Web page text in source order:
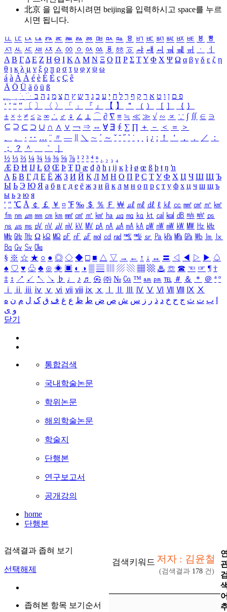
北京 을 입력하시려면 beijing을 입력하시고 space를 누르
시면 됩니다.
ㅥ ㅦ ㅧ ㅨ ㅩ ㅪ ㅫ ㅬ ㅭ ㅮ ㅯ ㅰ ㅱ ㅲ ㅳ ㅴ ㅵ ㅶ ㅷ ㅸ
ㅹ
ㅺ ㅻ ㅼ ㅽ ㅾ ㅿ ㆀ ㆁ ㆂ ㆃ ㆄ ㆅ ㆆ ㆇ ㆈ ㆉ ㆊ ㆋ ㆌ ㆍ
ㆎ
Α Β ΓΔ Ε Ζ Η Θ Ι ΚΛ Μ Ν Ξ Ο Π Ρ Σ ΤΥ Φ Χ Ψ Ω α β γ δ ε ζ η
θ ι κ λ μ ν ξ ο π ρ σ τ υ φ χ ψ ω
á à Á À é è É È ç Ç ê
Ä Ö Ü ä ö ü ß
ִֶֹ ֻּ ׁׂ פ ם ן ו ט א ר ק ף ך ל ח י ע כ ג ד ש ץ ת צ מ נ ה ב
‘ ’ “ ” 〔 〕 〈 〉 「 」 『 』 【 】 ＂ （ ） ［ ］ ｛ ｝
± × ÷ ≠ ≤ ≥ ∞ ∴ ♂ ♀ ∠ ⊥ ⌒ ∂ ∇ ≡ ≒ ≪ ≫ √ ∽ ∝ ∵ ∫ ∬ ∈ ∋
⊆ ⊇ ⊂ ⊃ ∪ ∩ ∧ ∨ ￢ ⇒ ⇔ ∀ ∃ ∮ ∑ ∏ ＋ － ＜ ＝
＞
、
。 · ‥ … ¨ 〃 ― ＼ ∼ ´ ～ ˇ ˘ ˝ ˚ ˙ ¸ ¡ ¿ ː ！ ＇ ， ． ／
：
；
？ ＾ ｀
½ ⅓ ⅔ ¼ ¾ ⅛ ⅜ ⅝ ⅞ ¹ ² ³ ⁴ ⁿ ₁ ₂ ₃ ₄
Æ Ð Ħ Ĳ Ł Ø Œ Þ Ŧ Ŋ æ đ ð ħ ı ĳ ĸ ŀ ł ø œ ß þ ŧ ŋ ŉ
А Б В Г Д Е Ё Ж З И Й К Л М Н О П Р С Т У Ф Х Ц Ч Ш Щ Ъ
Ы Ь Э Ю Я а б в г д е ё ж з и й к л м н о п р с т у ф х ц ч ш щ ъ
ы ь э ю я
′ ″ ℃ Å ￠ ￡ ￥ ¤ ℉ ‰ ＄ ％ Ｆ ￦ ㎕ ㎖ ㎗ ℓ ㎘ ㏄ ㎣ ㎤ ㎥ ㎦
㎙ ㎚ ㎛ ㎜ ㎝ ㎞ ㎟ ㎠ ㎡ ㎢ ㏊ ㎍ ㎎ ㎏ ㏏ ㎈ ㎉ ㏈ ㎧ ㎨ ㎰
㎱ ㎲ ㎳ ㎴ ㎵ ㎶ ㎷ ㎸ ㎹ ㎀ ㎁ ㎂ ㎃ ㎄ ㎺ ㎻ ㎽ ㎾ ㎿ ㎐ ㎑
㎒ ㎓ ㎔ Ω ㏀ ㏁ ㎊ ㎋ ㎌ ㏖ ㏅ ㎭ ㎮ ㎯ ㏛ ㎩ ㎪ ㎫ ㎬ ㏝ ㏐
㏓
㏃ ㏉ ㏜ ㏆
§ ※ ☆ ★ ○ ● ◎ ◇ ◆ □ ■ △ ▽ → ← ↑ ↓ ↔ 〓 ◁ ◀ ▷ ▶ ♤
♠ ♡ ♥ ♧ ♣ ⊙ ◈ ▣ ◐ ◑ ▒ ▤ ▨ ▧ ▦ ▩ ♨ ☏ ☎ ☜ ☞ ¶ †
‡ ↕ ↗ ↙ ↖ ↘ ♭ ♩ ♪ ♬ ㉿ ㈜ № ㏇ ™ ㏂ ㏘ ℡ ＃ ＆ ＊ ＠ ª º
ⅰ
ⅱ ⅲ ⅳ ⅴ ⅵ ⅶ ⅷ ⅸ ⅹ Ⅳ Ⅴ Ⅵ Ⅶ Ⅷ Ⅸ Ⅹ
ب ت ث ج ح خ د ذ ر ز س ش ص ض ط ظ ع غ ف ق ک ل م ن ه
و ی
닫기
통합검색
국내학술논문
학위논문
해외학술논문
학술지
단행본
연구보고서
공개강의
home
단행본
검색결과 좁혀 보기
선택해제
좁혀본 항목 보기순서
검색키워드 저자 : 김윤철
(검색결과 178 건)